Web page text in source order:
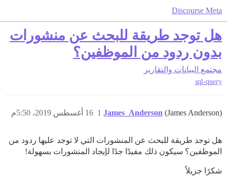
Discourse Meta
هل توجد طريقة للبحث عن منشورات
بدون ردود من الموظفين؟
مجتمع البيانات والتقارير
sql-query
James_Anderson (James Anderson) 16 أغسطس 2019، 5:50م 1
هل توجد طريقة للبحث عن المنشورات التي لا توجد عليها ردود من
الموظفين؟ سيكون ذلك مفيدًا جدًا لإيجاد المنشورات بسهولة!
شكرًا جزيلاً